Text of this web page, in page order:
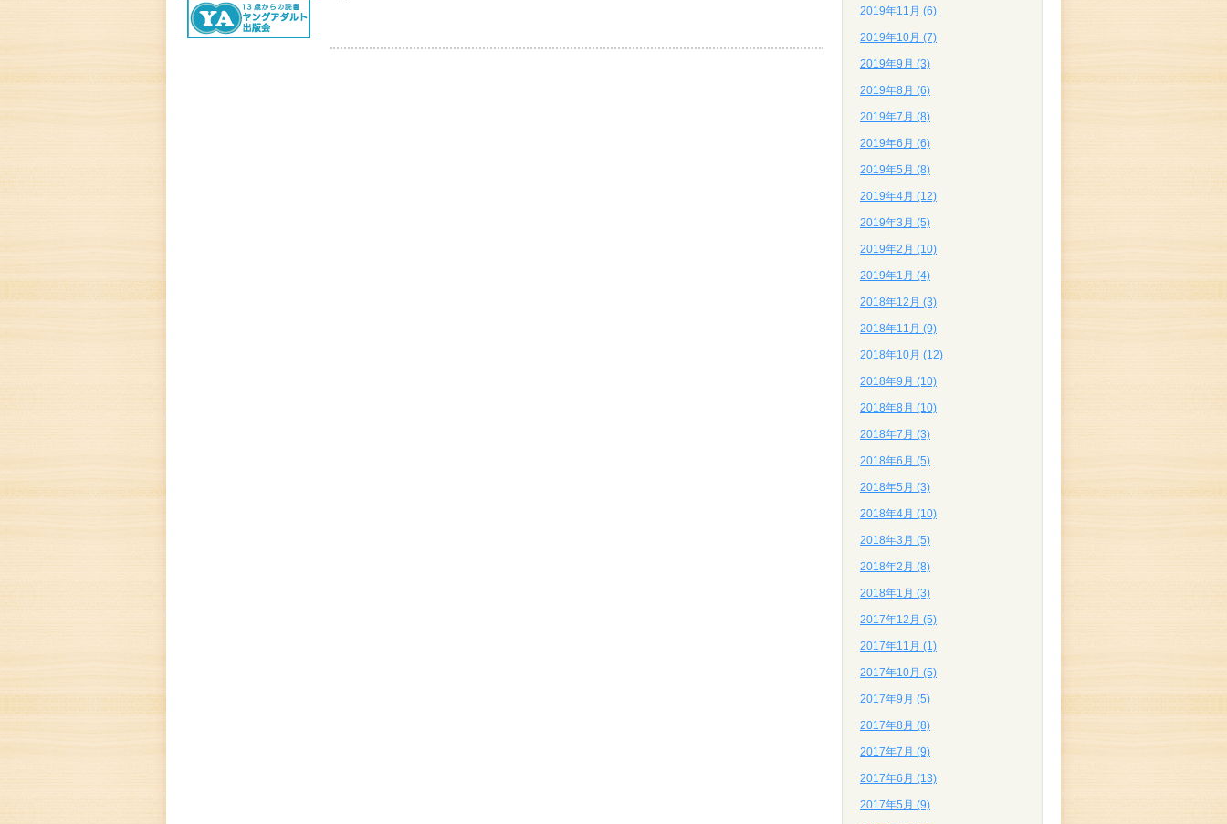
2019年11月 (6)
2019年10月 (7)
2019年9月 (3)
2019年8月 (6)
2019年7月 (8)
2019年6月 (6)
2019年5月 (8)
2019年4月 (12)
2019年3月 (5)
2019年2月 (10)
2019年1月 (4)
2018年12月 (3)
2018年11月 (9)
2018年10月 (12)
2018年9月 (10)
2018年8月 (10)
2018年7月 (3)
2018年6月 (5)
2018年5月 (3)
2018年4月 (10)
2018年3月 (5)
2018年2月 (8)
2018年1月 (3)
2017年12月 (5)
2017年11月 (1)
2017年10月 (5)
2017年9月 (5)
2017年8月 (8)
2017年7月 (9)
2017年6月 (13)
2017年5月 (9)